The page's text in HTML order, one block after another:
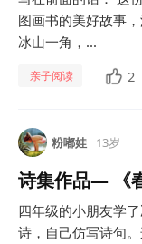
图画书的美好故事
冰山一角，...
亲子阅读 2
粉嘟娃 13岁
诗集作品— 《
四年级的小朋友学
诗，自己仿写诗句